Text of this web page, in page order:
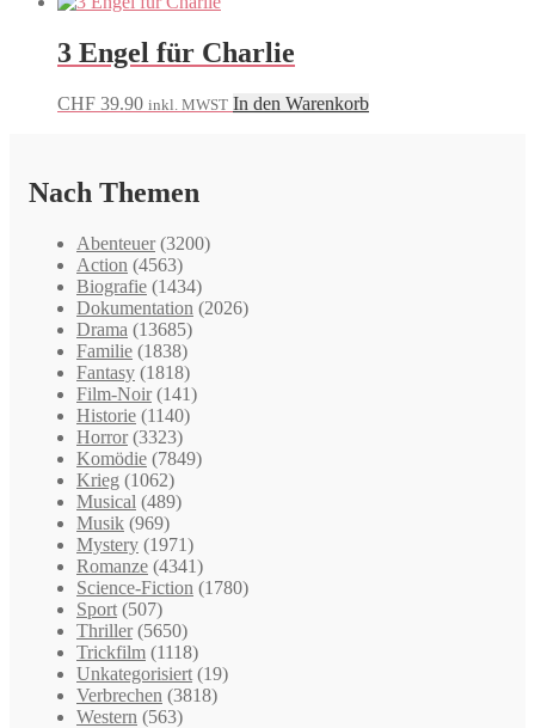
3 Engel für Charlie
CHF 39.90 inkl. MWST In den Warenkorb
Nach Themen
Abenteuer (3200)
Action (4563)
Biografie (1434)
Dokumentation (2026)
Drama (13685)
Familie (1838)
Fantasy (1818)
Film-Noir (141)
Historie (1140)
Horror (3323)
Komödie (7849)
Krieg (1062)
Musical (489)
Musik (969)
Mystery (1971)
Romanze (4341)
Science-Fiction (1780)
Sport (507)
Thriller (5650)
Trickfilm (1118)
Unkategorisiert (19)
Verbrechen (3818)
Western (563)